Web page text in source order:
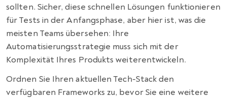
sollten. Sicher, diese schnellen Lösungen funktionieren
für Tests in der Anfangsphase, aber hier ist, was die
meisten Teams übersehen: Ihre
Automatisierungsstrategie muss sich mit der
Komplexität Ihres Produkts weiterentwickeln.
Ordnen Sie Ihren aktuellen Tech-Stack den
verfügbaren Frameworks zu, bevor Sie eine weitere